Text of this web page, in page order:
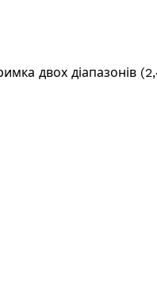
двох діапазонів